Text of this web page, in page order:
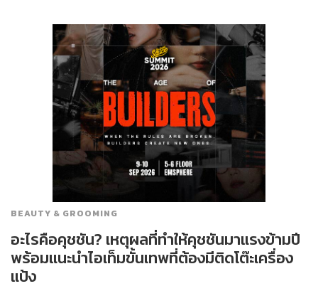
BEAUTY & GROOMING
อะไรคือคุชชัน? เหตุผลที่ทำให้คุชชันมาแรงข้ามปี
พร้อมแนะนำไอเท็มขั้นเทพที่ต้องมีติดโต๊ะเครื่อง
แป้ง